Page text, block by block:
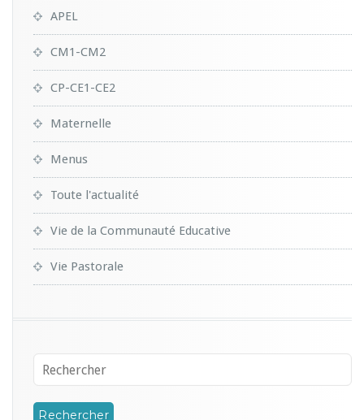
APEL
CM1-CM2
CP-CE1-CE2
Maternelle
Menus
Toute l'actualité
Vie de la Communauté Educative
Vie Pastorale